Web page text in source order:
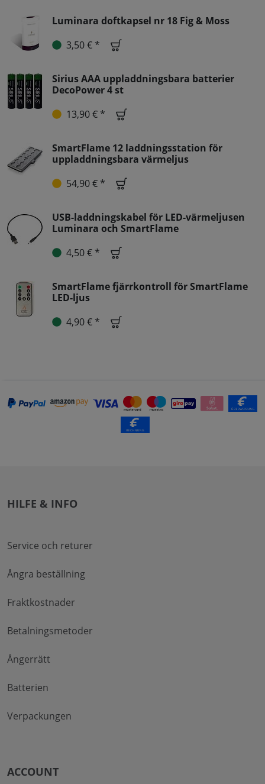
Luminara doftkapsel nr 18 Fig & Moss
3,50 € *
Sirius AAA uppladdningsbara batterier
DecoPower 4 st
13,90 € *
SmartFlame 12 laddningsstation för
uppladdningsbara värmeljus
54,90 € *
USB-laddningskabel för LED-värmeljusen
Luminara och SmartFlame
4,50 € *
SmartFlame fjärrkontroll för SmartFlame
LED-ljus
4,90 € *
HILFE & INFO
Service och returer
Ångra beställning
Fraktkostnader
Betalningsmetoder
Ångerrätt
Batterien
Verpackungen
ACCOUNT